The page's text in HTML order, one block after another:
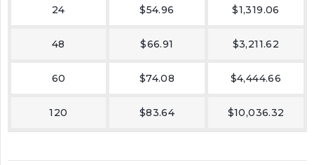
24 $54.96 $1,319.06
48 $66.91 $3,211.62
60 $74.08 $4,444.66
120 $83.64 $10,036.32